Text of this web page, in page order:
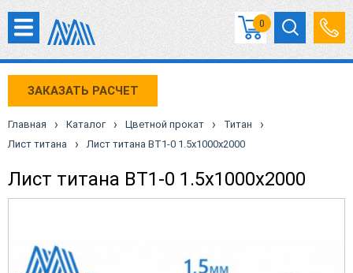
0
ЗАКАЗАТЬ РАСЧЕТ
Главная › Каталог › Цветной прокат › Титан ›
Лист титана › Лист титана ВТ1-0 1.5х1000х2000
Лист титана ВТ1-0 1.5х1000х2000